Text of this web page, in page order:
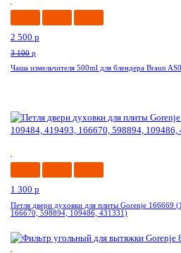
2 500 p
3 100 p
Чаша измельчителя 500ml для блендера Braun
1 300 p
Петля двери духовки для плиты Gorenje 166669
166670, 598894, 109486, 431331)